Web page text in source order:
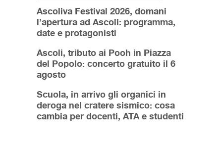
Ascoliva Festival 2026, domani
l’apertura ad Ascoli: programma,
date e protagonisti
Ascoli, tributo ai Pooh in Piazza
del Popolo: concerto gratuito il 6
agosto
Scuola, in arrivo gli organici in
deroga nel cratere sismico: cosa
cambia per docenti, ATA e studenti